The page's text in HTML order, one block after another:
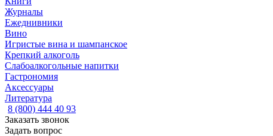
Журналы
Ежеднивники
Вино
Игристые вина и шампанское
Крепкий алкоголь
Слабоалкогольные напитки
Гастрономия
Аксессуары
Литература
8 (800) 444 40 93
Заказать звонок
Задать вопрос